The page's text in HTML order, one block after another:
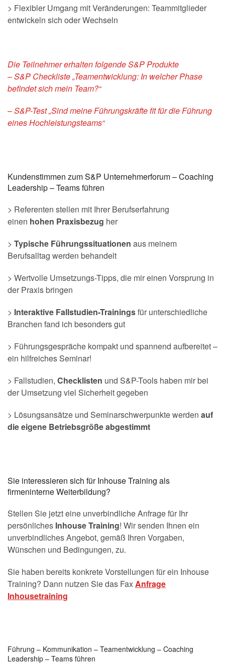
> Flexibler Umgang mit Veränderungen: Teammitglieder
entwickeln sich oder Wechseln
Die Teilnehmer erhalten folgende S&P Produkte
– S&P Checkliste „Teamentwicklung: In welcher Phase
befindet sich mein Team?“
– S&P-Test „Sind meine Führungskräfte fit für die Führung
eines Hochleistungsteams“
Kundenstimmen zum S&P Unternehmerforum – Coaching
Leadership – Teams führen
> Referenten stellen mit Ihrer Berufserfahrung
einen hohen Praxisbezug her
> Typische Führungssituationen aus meinem
Berufsalltag werden behandelt
> Wertvolle Umsetzungs-Tipps, die mir einen Vorsprung in
der Praxis bringen
> Interaktive Fallstudien-Trainingsfür unterschiedliche
Branchen fand ich besonders gut
> Führungsgespräche kompakt und spannend aufbereitet –
ein hilfreiches Seminar!
> Fallstudien, Checklisten und S&P-Tools haben mir bei
der Umsetzung viel Sicherheit gegeben
> Lösungsansätze und Seminarschwerpunkte werden auf
die eigene Betriebsgröße abgestimmt
Sie interessieren sich für Inhouse Training als
firmeninterne Weiterbildung?
Stellen Sie jetzt eine unverbindliche Anfrage für Ihr
persönliches Inhouse Training! Wir senden Ihnen ein
unverbindliches Angebot, gemäß Ihren Vorgaben,
Wünschen und Bedingungen, zu.
Sie haben bereits konkrete Vorstellungen für ein Inhouse
Training? Dann nutzen Sie das FaxAnfrage
Inhousetraining
Führung – Kommunikation – Teamentwicklung – Coaching
Leadership – Teams führen